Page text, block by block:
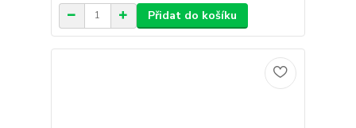
Přidat do košíku